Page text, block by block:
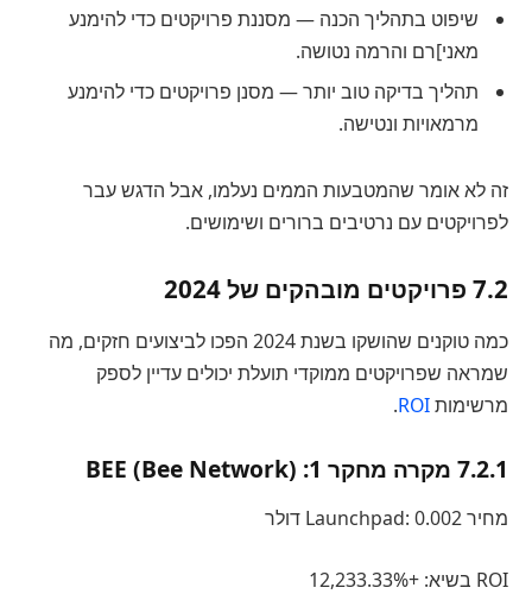
שיפוט בתהליך הכנה — מסננת פרויקטים כדי להימנע
מאני]רם והרמה נטושה.
תהליך בדיקה טוב יותר — מסנן פרויקטים כדי להימנע
מרמאויות ונטישה.
זה לא אומר שהמטבעות הממים נעלמו, אבל הדגש עבר
לפרויקטים עם נרטיבים ברורים ושימושים.
7.2 פרויקטים מובהקים של 2024
כמה טוקנים שהושקו בשנת 2024 הפכו לביצועים חזקים, מה
שמראה שפרויקטים ממוקדי תועלת יכולים עדיין לספק
מרשימותROI
.
7.2.1 מקרה מחקר 1: BEE (Bee Network)
מחיר Launchpad: 0.002 דולר
ROI בשיא: +12,233.33%